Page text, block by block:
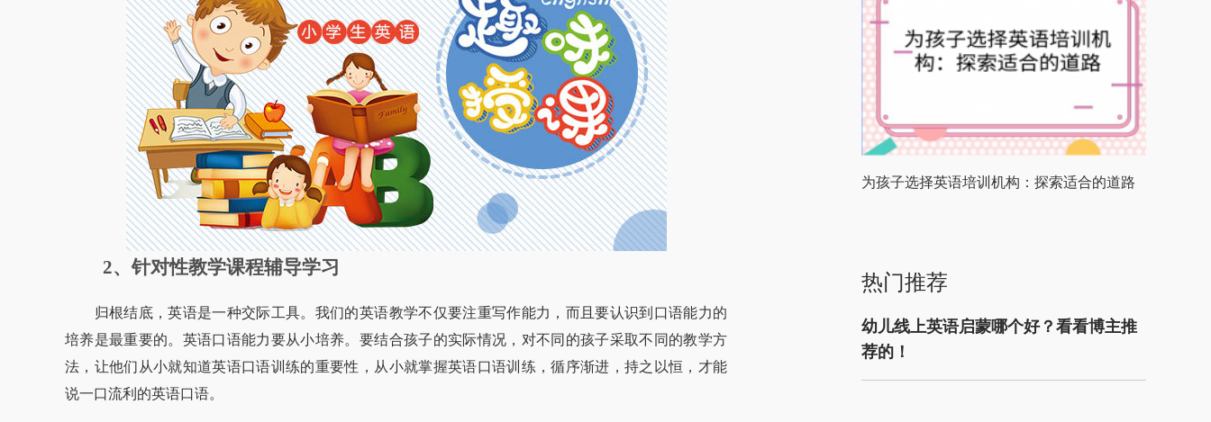
2、针对性教学课程辅导学习
归根结底，英语是一种交际工具。我们的英语教学不仅要注重写作能力，而且要认识到口语能力的
培养是最重要的。英语口语能力要从小培养。要结合孩子的实际情况，对不同的孩子采取不同的教学方
法，让他们从小就知道英语口语训练的重要性，从小就掌握英语口语训练，循序渐进，持之以恒，才能
说一口流利的英语口语。
为孩子选择英语培训机构：探索适合的道路
热门推荐
幼儿线上英语启蒙哪个好？看看博主推
荐的！